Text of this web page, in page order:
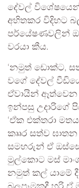
දේවල්
අහිතකර විදිහට
පර්යේෂණවලින්
වරයා කීය.
‘නමුත් ඩොක්ට,
වගේ දේවල්
ඒවායින් ඈත්වෙන
ඉන්පසු උදාරිගේ
‘ඒක එක්තරා
කෲර සත්ව
සමහරුන් ඒ
මුල්කොට මස්
නමුත් කල් යාමේ දී